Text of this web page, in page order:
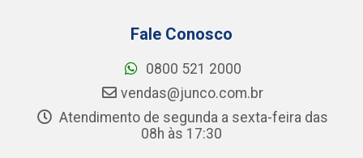
Fale Conosco
0800 521 2000
vendas@junco.com.br
Atendimento de segunda a sexta-feira das
08h às 17:30